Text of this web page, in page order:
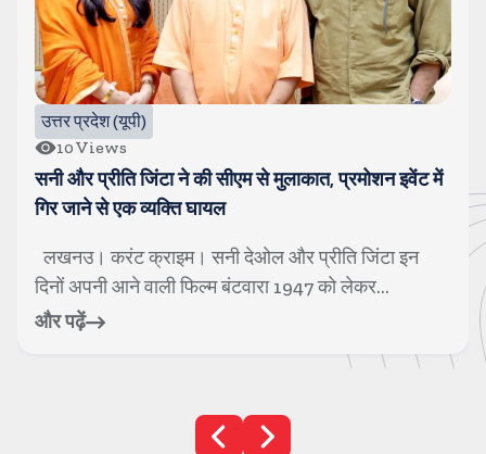
उत्तर प्रदेश (यूपी)
10Views
सनी और प्रीति जिंटा ने की सीएम से मुलाकात, प्रमोशन इवेंट में
गिर जाने से एक व्यक्ति घायल
लखनउ। करंट क्राइम। सनी देओल और प्रीति जिंटा इन
दिनों अपनी आने वाली फिल्म बंटवारा 1947 को लेकर...
और पढ़ें